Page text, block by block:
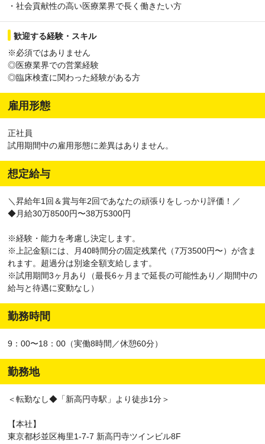
・社会貢献性の高い医療業界で長く働きたい方
歓迎する経験・スキル
※必須ではありません
◎医療業界での営業経験
◎臨床検査に関わった経験がある方
雇用形態
正社員
試用期間中の雇用形態に差異はありません。
想定給与
＼昇給年1回＆賞与年2回であなたの頑張りをしっかり評価！／
◆月給30万8500円〜38万5300円
※経験・能力を考慮し決定します。
※上記金額には、月40時間分の固定残業代（7万3500円〜）が含ま
れます。超過分は別途全額支給します。
※試用期間3ヶ月あり（最長6ヶ月まで延長の可能性あり／期間中の
給与と待遇に変動なし）
勤務時間
9：00〜18：00（実働8時間／休憩60分）
勤務地
＜転勤なし◆「新高円寺駅」より徒歩1分＞
【本社】
東京都杉並区梅里1-7-7 新高円寺ツインビル8F